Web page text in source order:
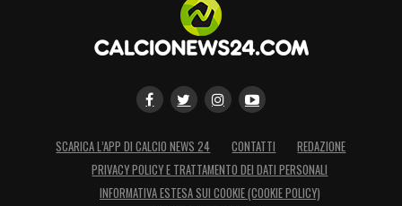
SCARICA L’APP DI CALCIO NEWS 24 CONTATTI
REDAZIONE
PRIVACY POLICY E TRATTAMENTO DEI DATI PERSONALI
INFORMATIVA ESTESA SUI COOKIE (COOKIE POLICY)